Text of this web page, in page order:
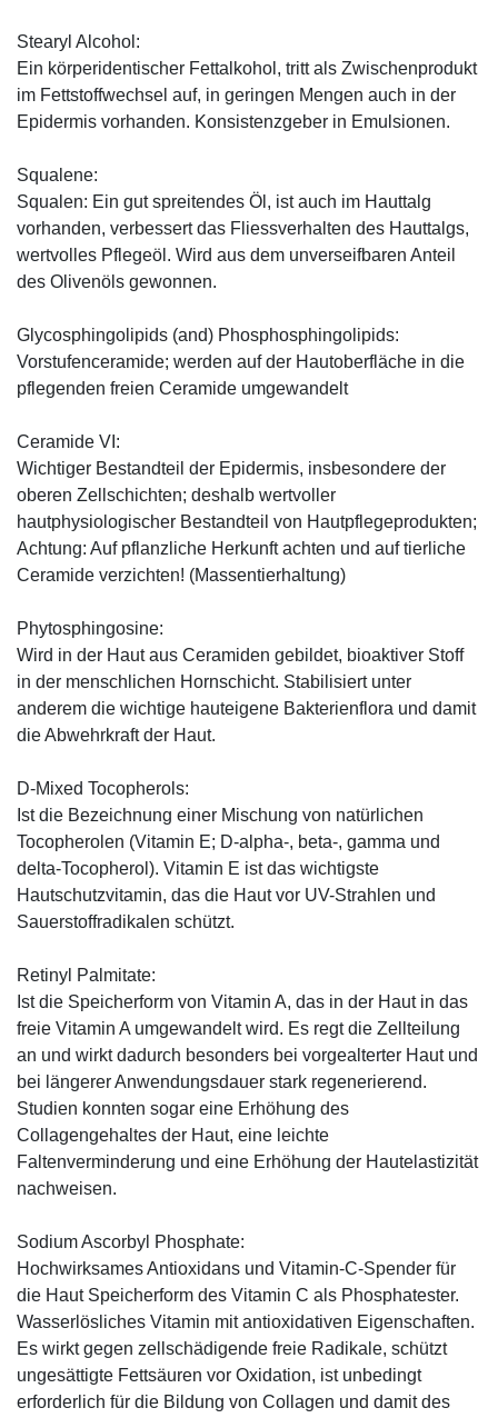
Stearyl Alcohol:
Ein körperidentischer Fettalkohol, tritt als Zwischenprodukt
im Fettstoffwechsel auf, in geringen Mengen auch in der
Epidermis vorhanden. Konsistenzgeber in Emulsionen.
Squalene:
Squalen: Ein gut spreitendes Öl, ist auch im Hauttalg
vorhanden, verbessert das Fliessverhalten des Hauttalgs,
wertvolles Pflegeöl. Wird aus dem unverseifbaren Anteil
des Olivenöls gewonnen.
Glycosphingolipids (and) Phosphosphingolipids:
Vorstufenceramide; werden auf der Hautoberfläche in die
pflegenden freien Ceramide umgewandelt
Ceramide VI:
Wichtiger Bestandteil der Epidermis, insbesondere der
oberen Zellschichten; deshalb wertvoller
hautphysiologischer Bestandteil von Hautpflegeprodukten;
Achtung: Auf pflanzliche Herkunft achten und auf tierliche
Ceramide verzichten! (Massentierhaltung)
Phytosphingosine:
Wird in der Haut aus Ceramiden gebildet, bioaktiver Stoff
in der menschlichen Hornschicht. Stabilisiert unter
anderem die wichtige hauteigene Bakterienflora und damit
die Abwehrkraft der Haut.
D-Mixed Tocopherols:
Ist die Bezeichnung einer Mischung von natürlichen
Tocopherolen (Vitamin E; D-alpha-, beta-, gamma und
delta-Tocopherol). Vitamin E ist das wichtigste
Hautschutzvitamin, das die Haut vor UV-Strahlen und
Sauerstoffradikalen schützt.
Retinyl Palmitate:
Ist die Speicherform von Vitamin A, das in der Haut in das
freie Vitamin A umgewandelt wird. Es regt die Zellteilung
an und wirkt dadurch besonders bei vorgealterter Haut und
bei längerer Anwendungsdauer stark regenerierend.
Studien konnten sogar eine Erhöhung des
Collagengehaltes der Haut, eine leichte
Faltenverminderung und eine Erhöhung der Hautelastizität
nachweisen.
Sodium Ascorbyl Phosphate:
Hochwirksames Antioxidans und Vitamin-C-Spender für
die Haut Speicherform des Vitamin C als Phosphatester.
Wasserlösliches Vitamin mit antioxidativen Eigenschaften.
Es wirkt gegen zellschädigende freie Radikale, schützt
ungesättigte Fettsäuren vor Oxidation, ist unbedingt
erforderlich für die Bildung von Collagen und damit des